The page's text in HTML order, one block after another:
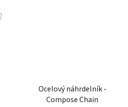
Ocelový náhrdelník -
Compose Chain